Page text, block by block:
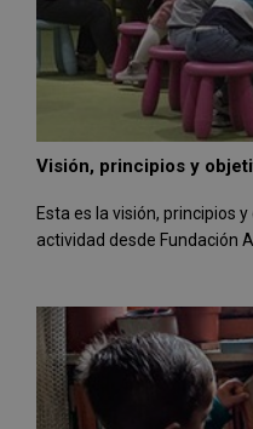
Visión, principios y
Esta es la visión, principios
actividad desde Fundación